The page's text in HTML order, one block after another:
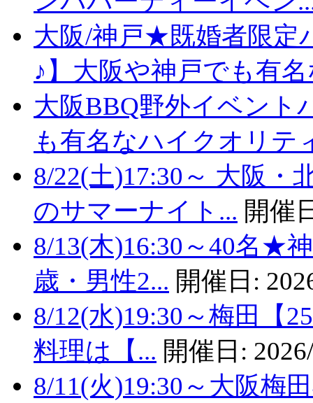
大阪/神戸★既婚者限定
♪】大阪や神戸でも有
大阪BBQ野外イベント
も有名なハイクオリテ
8/22(土)17:30～ 大阪
のサマーナイト... 開催
8/13(木)16:30～40名★
歳・男性2... 開催日:
8/12(水)19:30～梅田【
料理は【... 開催日:
8/11(火)19:30～大阪梅